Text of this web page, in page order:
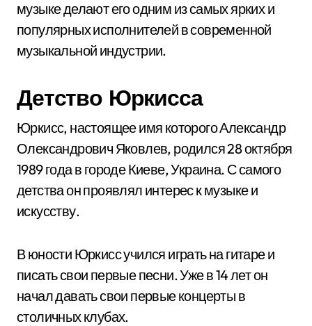
музыке делают его одним из самых ярких и
популярных исполнителей в современной
музыкальной индустрии.
Детство Юркисса
Юркисс, настоящее имя которого Александр
Олександрович Яковлев, родился 28 октября
1989 года в городе Киеве, Украина. С самого
детства он проявлял интерес к музыке и
искусству.
В юности Юркисс учился играть на гитаре и
писать свои первые песни. Уже в 14 лет он
начал давать свои первые концерты в
столичных клубах.